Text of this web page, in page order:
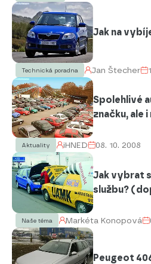
Jak na
Technická poradna Jan Štecher
Spolehlivé
značku, ale
Aktuality iHNED 08. 10. 2008
Jak vybrat
službu?
Naše téma Markéta Konopová
Peugeot